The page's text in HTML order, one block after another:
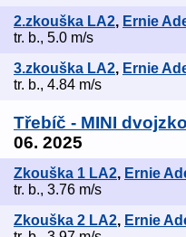
2.zkouška LA2, Ernie
tr. b., 5.0 m/s
3.zkouška LA2, Ernie
tr. b., 4.84 m/s
Třebíč - MINI
06. 2025
Zkouška 1 LA2, Ernie
tr. b., 3.76 m/s
Zkouška 2 LA2, Ernie